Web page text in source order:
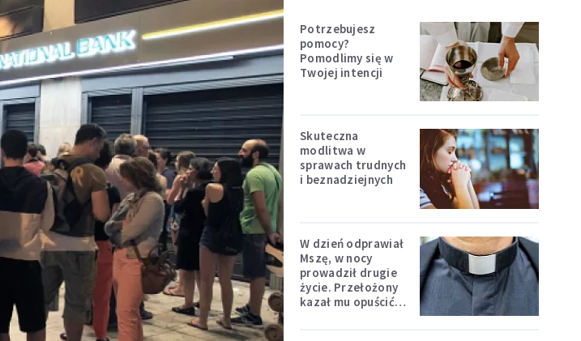
Potrzebujesz
pomocy?
Pomodlimy się w
Twojej intencji
Skuteczna
modlitwa w
sprawach trudnych
i beznadziejnych
W dzień odprawiał
Mszę, w nocy
prowadził drugie
życie. Przełożony
kazał mu opuścić